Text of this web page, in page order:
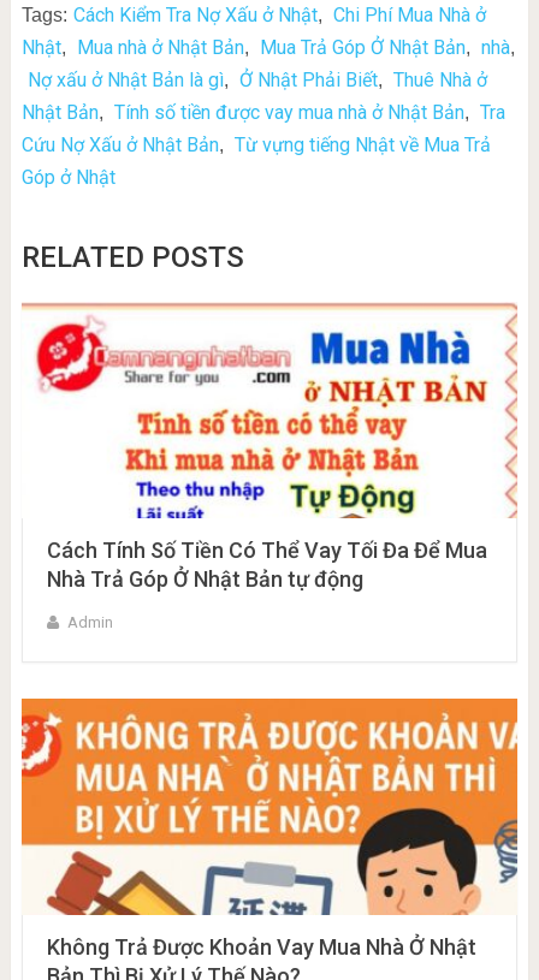
Tags: Cách Kiểm Tra Nợ Xấu ở Nhật, Chi Phí Mua Nhà ở
Nhật, Mua nhà ở Nhật Bản, Mua Trả Góp Ở Nhật Bản, nhà,
Nợ xấu ở Nhật Bản là gì, Ở Nhật Phải Biết, Thuê Nhà ở
Nhật Bản, Tính số tiền được vay mua nhà ở Nhật Bản, Tra
Cứu Nợ Xấu ở Nhật Bản, Từ vựng tiếng Nhật về Mua Trả
Góp ở Nhật
RELATED POSTS
Cách Tính Số Tiền Có Thể Vay Tối Đa Để Mua
Nhà Trả Góp Ở Nhật Bản tự động
Admin
Không Trả Được Khoản Vay Mua Nhà Ở Nhật